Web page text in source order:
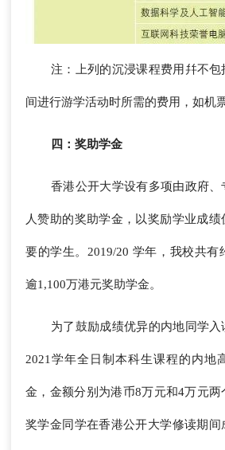
注：上列的沉浸课程费用幷不包
间进行游学活动时所需的费用，如机
四：奖助学金
香港公开大学设有多项由政府
人赞助的奖助学金，以奖励学业成
要的学生。2019/20 学年，我校共有
逾1,100万港元奖助学金。
为了鼓励成绩优异的内地同学
2021学年全日制本科生课程的内地
金，金额分别为港币8万元和4万元
奖学金同学在香港公开大学修读期